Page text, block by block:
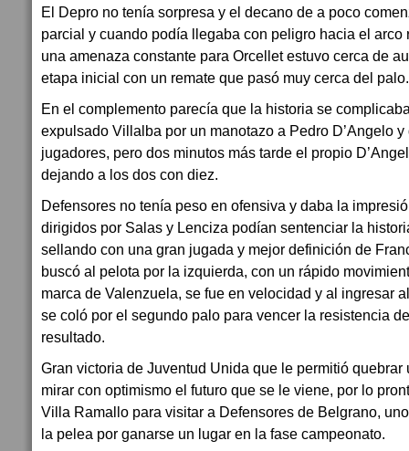
El Depro no tenía sorpresa y el decano de a poco
parcial y cuando podía llegaba con peligro hacia el arco
una amenaza constante para Orcellet estuvo cerca de
etapa inicial con un remate que pasó muy cerca del palo.
En el complemento parecía que la historia se
expulsado Villalba por un manotazo a Pedro D’Angelo
jugadores, pero dos minutos más tarde el propio
dejando a los dos con diez.
Defensores no tenía peso en ofensiva y daba la
dirigidos por Salas y Lenciza podían sentenciar la
sellando con una gran jugada y mejor definición de
buscó al pelota por la izquierda, con un rápido
marca de Valenzuela, se fue en velocidad y al ingresar
se coló por el segundo palo para vencer la resistencia
resultado.
Gran victoria de Juventud Unida que le permitió
mirar con optimismo el futuro que se le viene, por lo
Villa Ramallo para visitar a Defensores de Belgrano,
la pelea por ganarse un lugar en la fase campeonato.